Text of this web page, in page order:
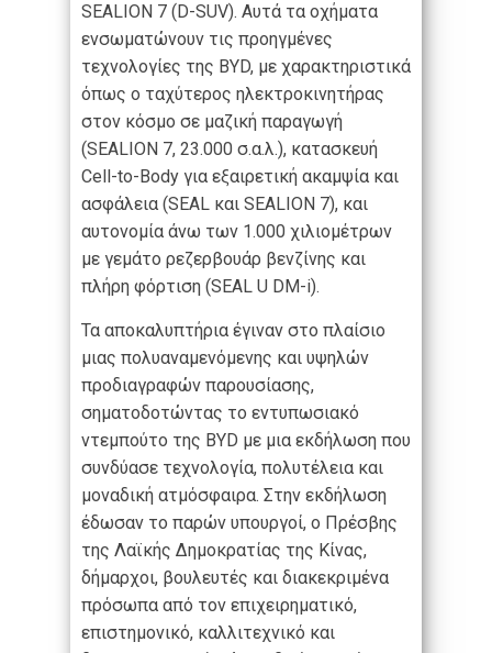
SEALION 7 (D-SUV). Αυτά τα οχήματα
ενσωματώνουν τις προηγμένες
τεχνολογίες της BYD, με χαρακτηριστικά
όπως ο ταχύτερος ηλεκτροκινητήρας
στον κόσμο σε μαζική παραγωγή
(SEALION 7, 23.000 σ.α.λ.), κατασκευή
Cell-to-Body για εξαιρετική ακαμψία και
ασφάλεια (SEAL και SEALION 7), και
αυτονομία άνω των 1.000 χιλιομέτρων
με γεμάτο ρεζερβουάρ βενζίνης και
πλήρη φόρτιση (SEAL U DM-i).
Τα αποκαλυπτήρια έγιναν στο πλαίσιο
μιας πολυαναμενόμενης και υψηλών
προδιαγραφών παρουσίασης,
σηματοδοτώντας το εντυπωσιακό
ντεμπούτο της BYD με μια εκδήλωση που
συνδύασε τεχνολογία, πολυτέλεια και
μοναδική ατμόσφαιρα. Στην εκδήλωση
έδωσαν το παρών υπουργοί, ο Πρέσβης
της Λαϊκής Δημοκρατίας της Κίνας,
δήμαρχοι, βουλευτές και διακεκριμένα
πρόσωπα από τον επιχειρηματικό,
επιστημονικό, καλλιτεχνικό και